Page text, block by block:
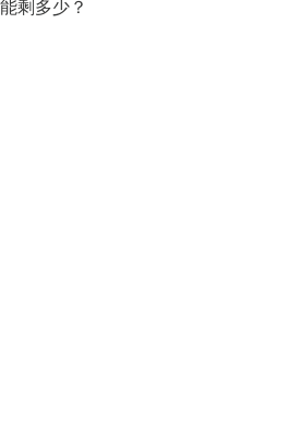
剩多少？